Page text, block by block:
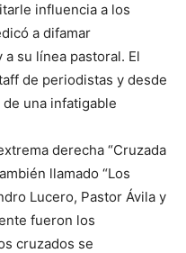
influencia a los
a difamar
su línea pastoral. El
de periodistas y desde
una infatigable
derecha “Cruzada
llamado “Los
Lucero, Pastor Ávila y
fueron los
cruzados se